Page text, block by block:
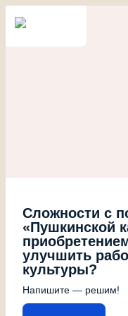
Сложности с
«Пушкинской
улучшить
культуры?
Напишите — решим!